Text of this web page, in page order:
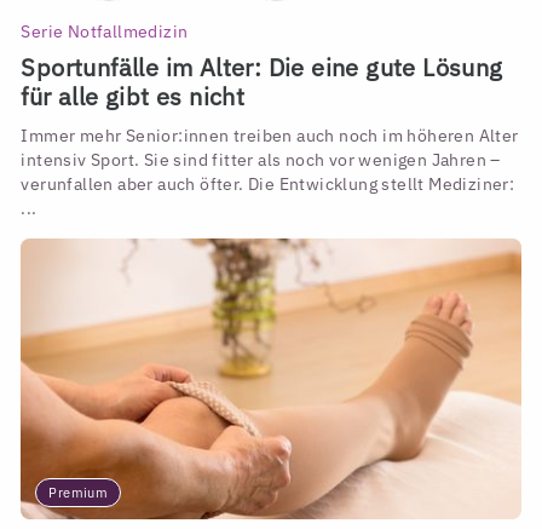
Serie Notfallmedizin
Sportunfälle im Alter: Die eine gute Lösung
für alle gibt es nicht
Immer mehr Senior:innen treiben auch noch im höheren Alter
intensiv Sport. Sie sind fitter als noch vor wenigen Jahren –
verunfallen aber auch öfter. Die Entwicklung stellt Mediziner:
...
Premium